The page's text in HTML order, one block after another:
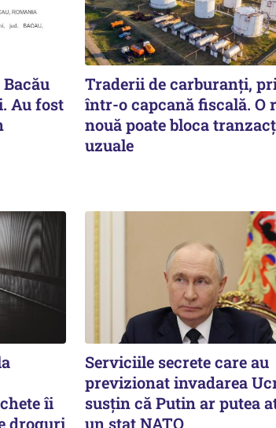
Au fost
Traderii de carburanți,
într-o capcană fiscală. O
nouă poate bloca
uzuale
îi
droguri
Serviciile secrete care au
previzionat invadarea
susțin că Putin ar putea
un stat NATO